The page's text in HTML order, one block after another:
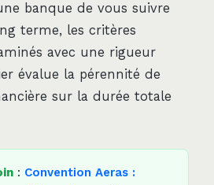
banque de vous suivre
terme, les critères
avec une rigueur
évalue la pérennité de
sur la durée totale
: Convention Aeras :